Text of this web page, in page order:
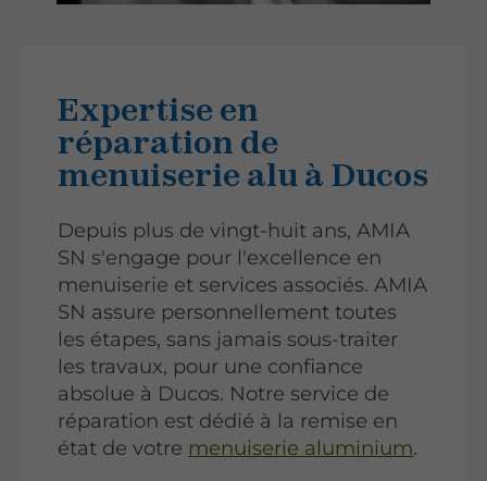
Expertise en
réparation de
menuiserie alu à Ducos
Depuis plus de vingt-huit ans, AMIA
SN s'engage pour l'excellence en
menuiserie et services associés. AMIA
SN assure personnellement toutes
les étapes, sans jamais sous-traiter
les travaux, pour une confiance
absolue à Ducos. Notre service de
réparation est dédié à la remise en
état de votre menuiserie aluminium.